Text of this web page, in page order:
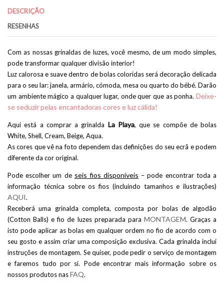
DESCRIÇÃO
RESENHAS
Com as nossas grinaldas de luzes, você mesmo, de um modo simples,
pode transformar qualquer divisão interior!
Luz calorosa e suave dentro de bolas coloridas será decoração delicada
para o seu lar: janela, armário, cómoda, mesa ou quarto do bébé. Darão
um ambiente mágico a qualquer lugar, onde quer que as ponha. Deixe-
se seduzir pelas encantadoras cores e luz cálida!
Aqui está a comprar a grinalda La Playa, que se compõe de bolas
White, Shell, Cream, Beige, Aqua.
As cores que vê na foto dependem das definições do seu ecrã e podem
diferente da cor original.
Pode escolher um de seis fios disponíveis – pode encontrar toda a
informação técnica sobre os fios (incluindo tamanhos e ilustrações)
AQUI.
Receberá uma grinalda completa, composta por bolas de algodão
(Cotton Balls) e fio de luzes preparada para MONTAGEM. Graças a
isto pode aplicar as bolas em qualquer ordem no fio de acordo com o
seu gosto e assim criar uma composição exclusiva. Cada grinalda inclui
instruções de montagem. Se quiser, pode pedir o serviço de montagem
e faremos tudo por si. Pode encontrar mais informação sobre os
nossos produtos nasFAQ.